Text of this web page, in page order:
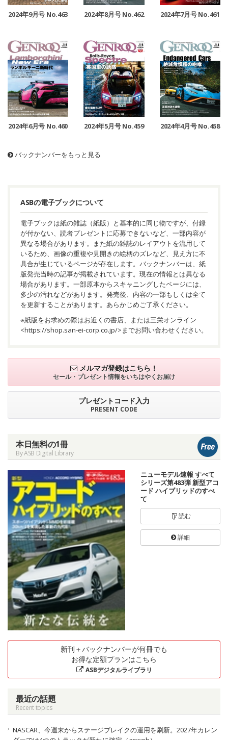
2024年9月号 No.463 2024年8月号 No.462 2024年7月号 No.461
2024年6月号 No.460 2024年5月号 No.459 2024年4月号 No.458
バックナンバーをもっと見る
ASBの電子ブックについて
電子ブックは紙の雑誌（紙版）と基本的に同じ物ですが、付録
が付かない、読者プレゼントに応募できないなど、一部内容が
異なる場合があります。また紙の雑誌のレイアウトを流用して
いるため、画像の重複や見開きの絵柄のズレなど、見え方に不
具合が生じているページが存在します。バックナンバーは、紙
版発売当時の記事が掲載されています。現在の情報とは異なる
場合があります。一部原本からスキャニングしたページには、
多少の汚れなどがあります。発売後、内容の一部もしくは全て
を更新することがあります。あらかじめご了承ください。
※紙版をお求めの際はお近くの書店、または三栄オンライン
<https://shop.san-ei-corp.co.jp/>までお問い合わせください。
メルマガ登録はこちら！
セール・プレゼント情報をいちはやくお届け
プレゼントコード入力
PRESENT CODE
本日無料の1冊
By ASB Digital Library
ニューモデル速報 すべて
シリーズ第483弾 新型アコ
ード ハイブリッドのすべ
て
読む
詳細
新刊＋バックナンバーが何冊でも
お得な定額プランはこちら
ASBデジタルライブラリ
最近の話題
Recent topics
NASCAR、今週末からステージブレイクの運用を刷新。2027年カレン